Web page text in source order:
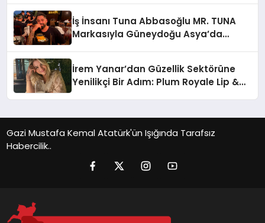
İş İnsanı Tuna Abbasoğlu MR. TUNA
Markasıyla Güneydoğu Asya’da
İrem Yanar’dan Güzellik Sektörüne
Yenilikçi Bir Adım: Plum Royale Lip &
Gazi Mustafa Kemal Atatürk'ün Işığında Tarafsız
Habercilik..